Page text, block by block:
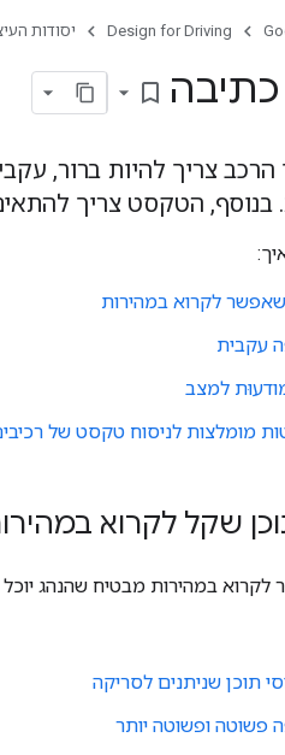
Design for Driving יסודות
כתיבה bookmark_border
צריך להיות ברור,
בנוסף, הטקסט צריך
שאפשר לקרוא במהירות
עקבית
למצב
מומלצות לניסוח טקסט של
שקל לקרוא
במהירות מבטיח שהנהג יוכל
תוכן שניתנים לסריקה
פשוטה ופשוטה יותר